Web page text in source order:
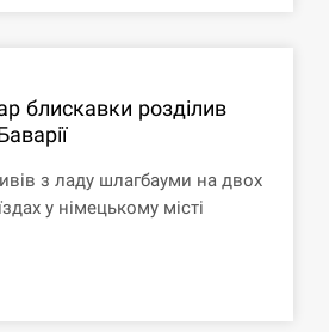
блискавки розділив
з ладу шлагбауми на двох
у німецькому місті